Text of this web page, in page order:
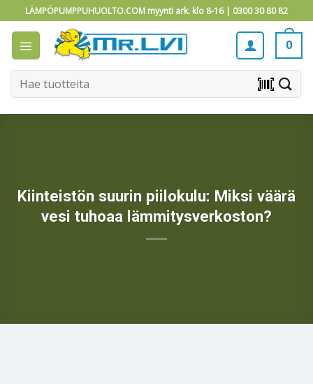
to
content
LÄMPÖPUMPPUHUOLTO.COM myynti ark. klo 8-16 | 0300 30 80 82
0
Etsi: barcode_scanner
Kiinteistön suurin piilokulu: Miksi väärä
vesi tuhoaa lämmitysverkoston?